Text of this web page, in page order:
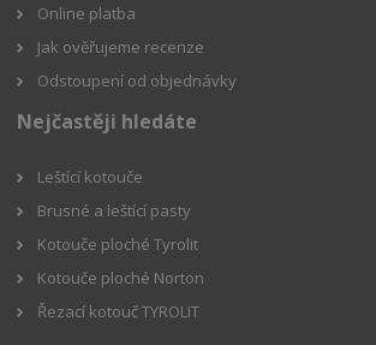
Online platba
Jak ověřujeme recenze
Odstoupení od objednávky
Nejčastěji hledáte
Leštící kotouče
Brusné a leštící pasty
Kotouče ploché Tyrolit
Kotouče ploché Norton
Řezací kotouč TYROLIT